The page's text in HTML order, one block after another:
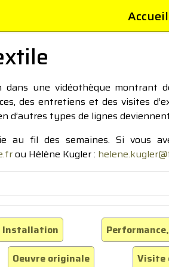
Accueil
dans une vidéothèque
des entretiens et des visites
d’autres types de lignes
au fil des semaines. Si vous
ou Hélène Kugler :
Installation
Oeuvre originale
Visite